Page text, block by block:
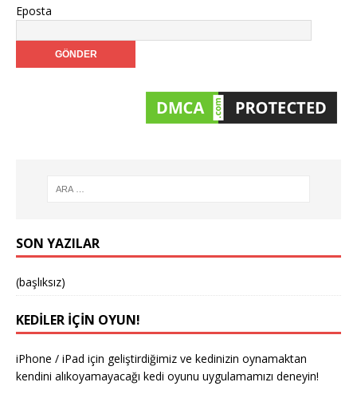
Eposta
SON YAZILAR
(başlıksız)
KEDILER IÇIN OYUN!
iPhone / iPad için geliştirdiğimiz ve kedinizin oynamaktan
kendini alıkoyamayacağı kedi oyunu uygulamamızı deneyin!